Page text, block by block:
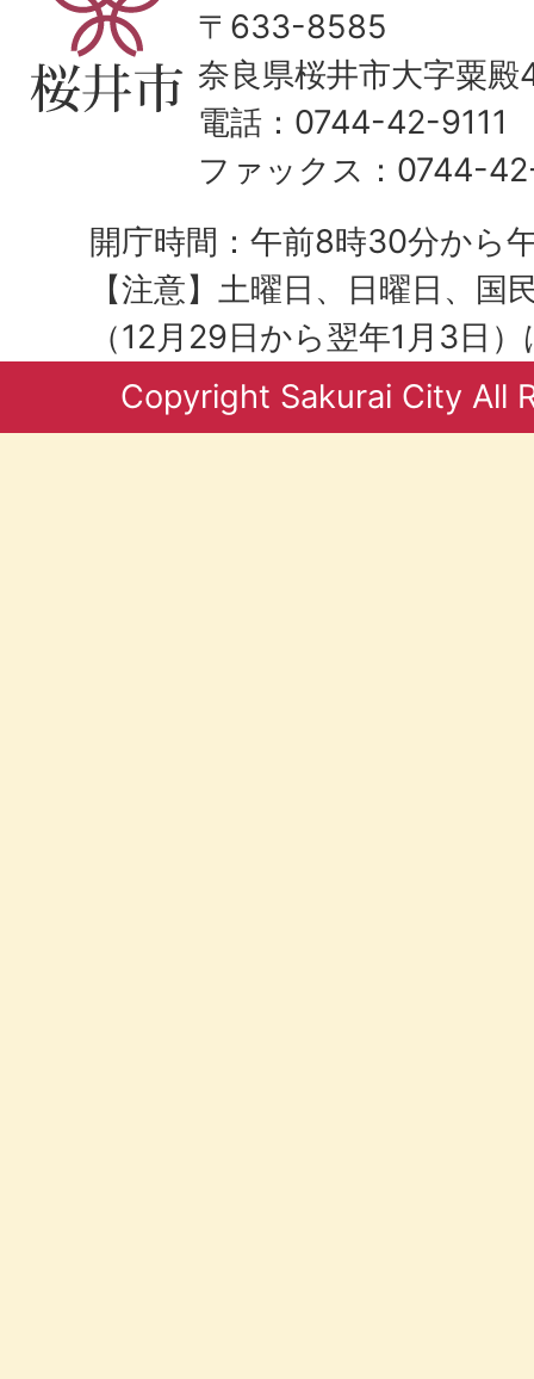
〒633-8585
奈良県桜井市大字粟
電話：0744-42-9111
ファックス：0744-
開庁時間：午前8時30分から
【注意】土曜日、日曜日、国
（12月29日から翌年1月3日
Copyright Sakurai City All